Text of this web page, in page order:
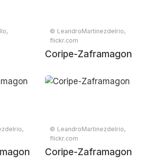
© LeandroMartinezdelrio,
flickr.com
Coripe-Zaframagon
© LeandroMartinezdelrio,
flickr.com
Coripe-Zaframagon